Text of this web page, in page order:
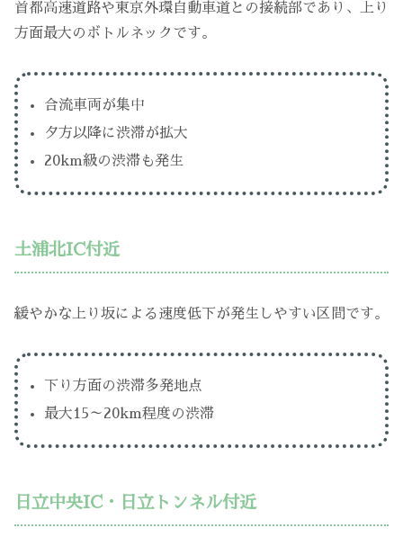
首都高速道路や東京外環自動車道との接続部であり、上り
方面最大のボトルネックです。
合流車両が集中
夕方以降に渋滞が拡大
20km級の渋滞も発生
土浦北IC付近
緩やかな上り坂による速度低下が発生しやすい区間です。
下り方面の渋滞多発地点
最大15～20km程度の渋滞
日立中央IC・日立トンネル付近